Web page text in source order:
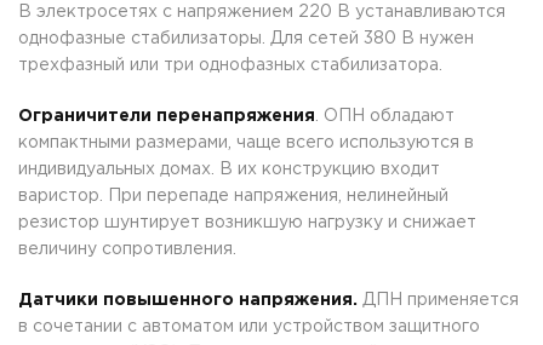
В электросетях с напряжением 220 В устанавливаются
однофазные стабилизаторы. Для сетей 380 В нужен
трехфазный или три однофазных стабилизатора.
Ограничители перенапряжения . ОПН обладают
компактными размерами, чаще всего используются в
индивидуальных домах. В их конструкцию входит
варистор. При перепаде напряжения, нелинейный
резистор шунтирует возникшую нагрузку и снижает
величину сопротивления.
Датчики повышенного напряжения. ДПН применяется
в сочетании с автоматом или устройством защитного